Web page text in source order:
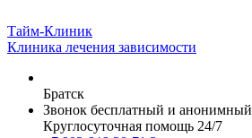
Тайм-Клиник
Клиника лечения зависимости
Братск
Звонок бесплатный и анонимный
Круглосуточная помощь 24/7